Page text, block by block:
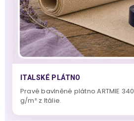
ITALSKÉ PLÁTNO
Pravé bavlněné plátno ARTMIE 340
g/m² z Itálie.